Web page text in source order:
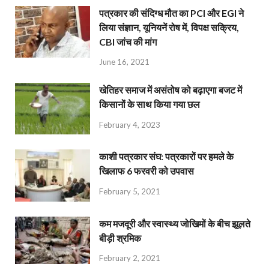
पत्रकार की संदिग्ध मौत का PCI और EGI ने
लिया संज्ञान, यूनियनें रोष में, विपक्ष सक्रिय,
CBI जांच की मांग
June 16, 2021
खेतिहर समाज में असंतोष को बढ़ाएगा बजट में
किसानों के साथ किया गया छल
February 4, 2023
काशी पत्रकार संघ: पत्रकारों पर हमले के
खिलाफ 6 फरवरी को उपवास
February 5, 2021
कम मजदूरी और स्वास्थ्य जोखिमों के बीच झूलते
बीड़ी श्रमिक
February 2, 2021